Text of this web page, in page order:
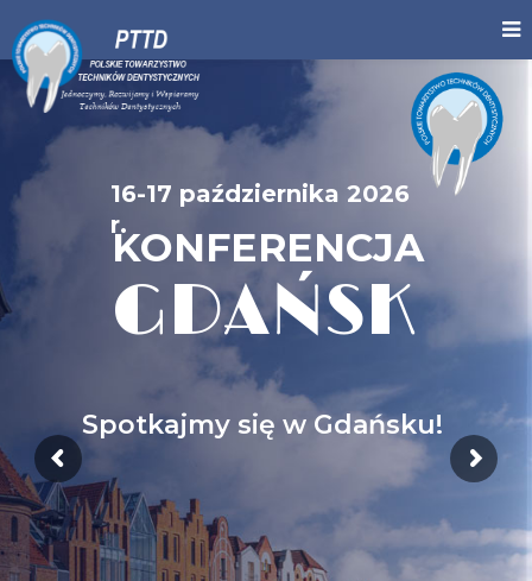
KONFERENCJA
GDAŃSK
16-17 października 2026
r.
Spotkajmy się w Gdańsku!